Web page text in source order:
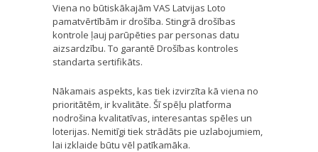
Viena no būtiskākajām VAS Latvijas Loto
pamatvērtībām ir drošība. Stingrā drošības
kontrole ļauj parūpēties par personas datu
aizsardzību. To garantē Drošības kontroles
standarta sertifikāts.
Nākamais aspekts, kas tiek izvirzīta kā viena no
prioritātēm, ir kvalitāte. Šī spēļu platforma
nodrošina kvalitatīvas, interesantas spēles un
loterijas. Nemitīgi tiek strādāts pie uzlabojumiem,
lai izklaide būtu vēl patīkamāka.